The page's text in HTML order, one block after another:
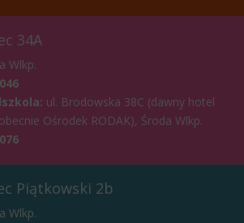
34A
Wlkp.
ul. Brodowska 38C (dawny hotel
Ośrodek RODAK), Środa Wlkp.
Piątkowski 2b
Wlkp.